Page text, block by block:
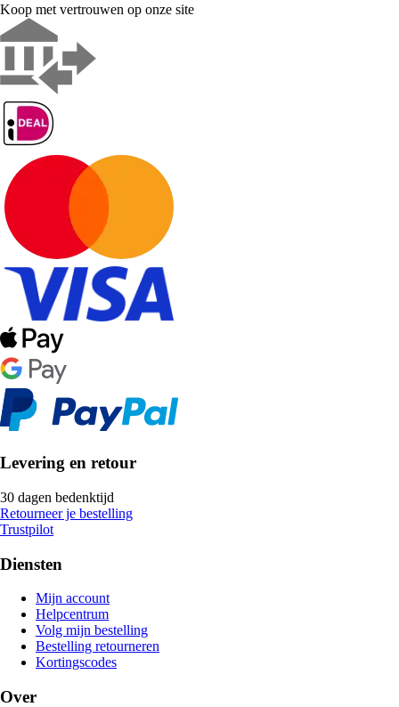
Koop met vertrouwen op onze site
Levering en retour
30 dagen bedenktijd
Retourneer je bestelling
Trustpilot
Diensten
Mijn account
Helpcentrum
Volg mijn bestelling
Bestelling retourneren
Kortingscodes
Over